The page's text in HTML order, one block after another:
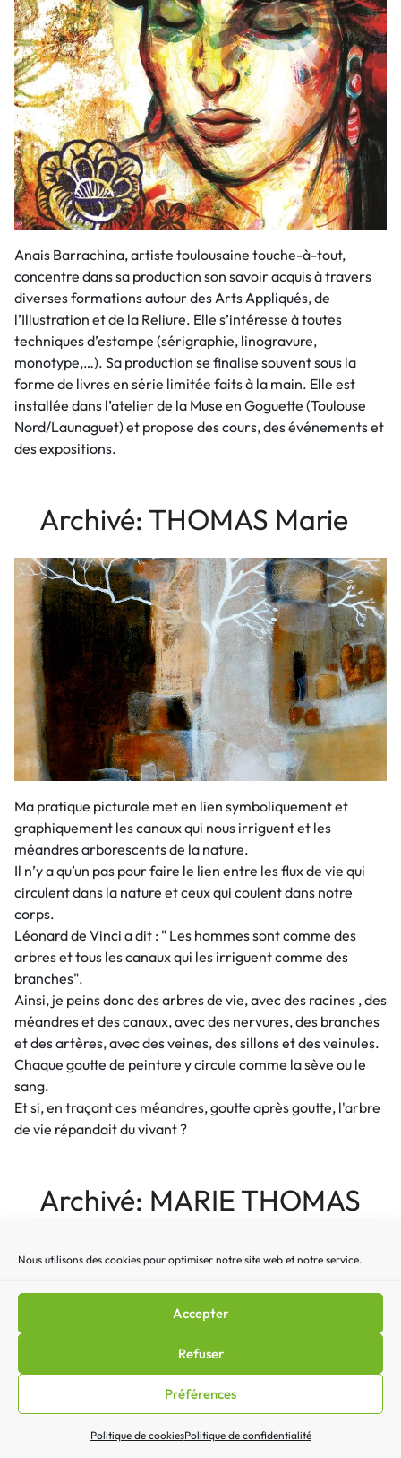
Nous utilisons des cookies pour optimiser notre site web et notre service.
Accepter
Refuser
Préférences
Politique de cookiesPolitique de confidentialité
Anais Barrachina, artiste toulousaine touche-à-tout,
concentre dans sa production son savoir acquis à travers
diverses formations autour des Arts Appliqués, de
l’Illustration et de la Reliure. Elle s’intéresse à toutes
techniques d’estampe (sérigraphie, linogravure,
monotype,…). Sa production se finalise souvent sous la
forme de livres en série limitée faits à la main. Elle est
installée dans l’atelier de la Muse en Goguette (Toulouse
Nord/Launaguet) et propose des cours, des événements et
des expositions.
Archivé: THOMAS Marie
Ma pratique picturale met en lien symboliquement et
graphiquement les canaux qui nous irriguent et les
méandres arborescents de la nature.
Il n’y a qu’un pas pour faire le lien entre les flux de vie qui
circulent dans la nature et ceux qui coulent dans notre
corps.
Léonard de Vinci a dit : " Les hommes sont comme des
arbres et tous les canaux qui les irriguent comme des
branches".
Ainsi, je peins donc des arbres de vie, avec des racines , des
méandres et des canaux, avec des nervures, des branches
et des artères, avec des veines, des sillons et des veinules.
Chaque goutte de peinture y circule comme la sève ou le
sang.
Et si, en traçant ces méandres, goutte après goutte, l'arbre
de vie répandait du vivant ?
Archivé: MARIE THOMAS